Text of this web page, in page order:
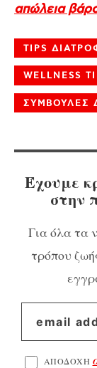
απώλεια
TIPS
WELLNESS
ΣΥΜΒΟΥΛΕΣ
Έχουμε
στην
Για όλα τα
τρόπου
ΑΠΟΔΟΧΗ